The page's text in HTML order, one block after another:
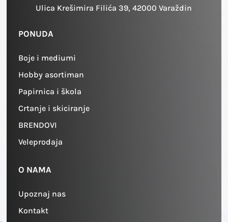
Ulica Krešimira Filića 39, 42000 Varaždin
PONUDA
Boje i mediumi
Hobby asortiman
Papirnica i škola
Crtanje i skiciranje
BRENDOVI
Veleprodaja
O NAMA
Upoznaj nas
Kontakt